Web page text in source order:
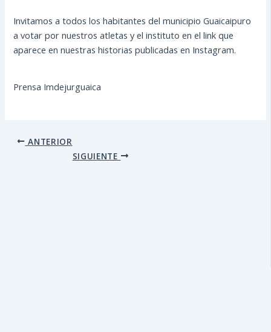
Invitamos a todos los habitantes del municipio Guaicaipuro
a votar por nuestros atletas y el instituto en el link que
aparece en nuestras historias publicadas en Instagram.
Prensa Imdejurguaica
ANTERIOR
SIGUIENTE